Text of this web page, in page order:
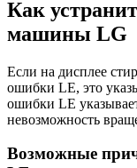
Как
машины LG
Если на дисплее
ошибки LE, это
ошибки LE
невозможность
Возможные